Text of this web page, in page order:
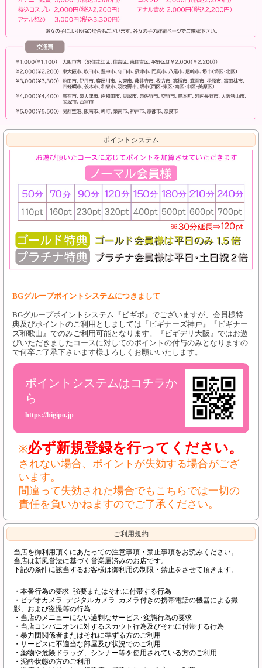
ポイントシステム
BGグループポイントシステムにつきまして
BGグループポイントシステム『ビギポ』でございますが、会員様特
典及びポイントのご利用としましては『ビギナーズ神戸』『ビギナー
ズ和歌山』でのみご利用可能となります。『ビギデリ大阪』ではお遊
びいただきましたコースに対してのポイントの付与のみとなりますの
で何卒ご了承下さいます様よろしくお願いいたします。
ポイントシステムはコチラか
ら
https://bigipo.jp
※必ず新規登録を行ってください。
されない場合、ポイントが失効する場合がござ
います。
間違って失効された場合でもこちらでは一切の
責任を負いかねますのでご了承ください。
ご利用規約
当店を御利用頂くにあたっての注意事項・禁止事項をお読みください。
当店は新風営法に基づく営業届済みのお店です。
下記の条件に該当するお客様は御利用の制限・禁止をさせて頂きます。
・本番行為の要求･強要またはそれに付帯する行為
・ビデオカメラ･デジタルカメラ･カメラ付きの携帯電話の機器による撮
影、および盗撮等の行為
・当店のメニューにない過剰なサービス･変態行為の要求
・当店コンパニオンに対するスカウト行為及びそれに付帯する行為
・暴力団関係者またはそれに準ずる方のご利用
・サービスに不適当な部屋及び状況でのご利用
・薬物や危険ドラッグ、シンナー等を使用されている方のご利用
・泥酔状態の方のご利用